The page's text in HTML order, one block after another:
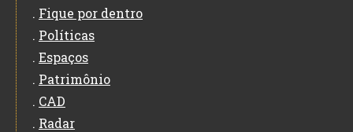
. Fique por dentro
. Políticas
. Espaços
. Patrimônio
. CAD
. Radar